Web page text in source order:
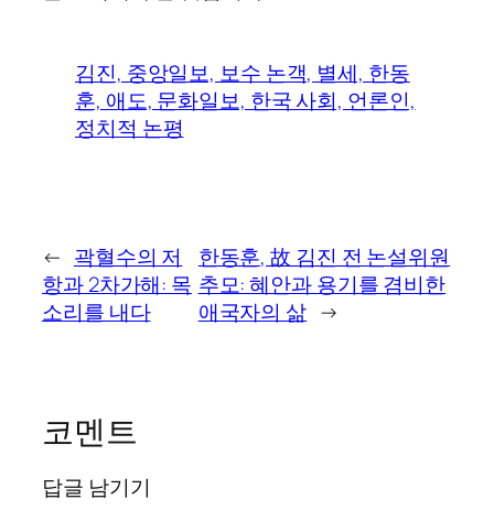
김진, 중앙일보, 보수 논객, 별세, 한동
훈, 애도, 문화일보, 한국 사회, 언론인,
정치적 논평
← 곽혈수의 저
항과 2차가해: 목
소리를 내다
한동훈, 故 김진 전 논설위원
추모: 혜안과 용기를 겸비한
애국자의 삶 →
코멘트
답글 남기기